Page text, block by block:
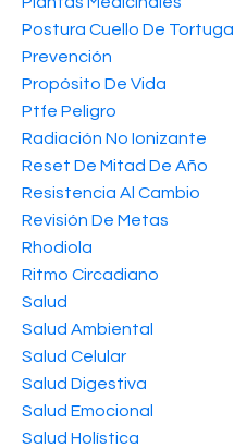
Postura Cuello De Tortuga
Prevención
Propósito De Vida
Ptfe Peligro
Radiación No Ionizante
Reset De Mitad De Año
Resistencia Al Cambio
Revisión De Metas
Rhodiola
Ritmo Circadiano
Salud
Salud Ambiental
Salud Celular
Salud Digestiva
Salud Emocional
Salud Holística